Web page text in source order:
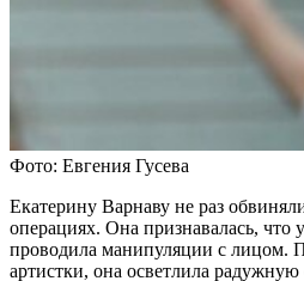
Фото: Евгения Гусева
Екатерину Варнаву не раз
операциях. Она признавалась, что
проводила манипуляции с лицом.
артистки, она осветлила